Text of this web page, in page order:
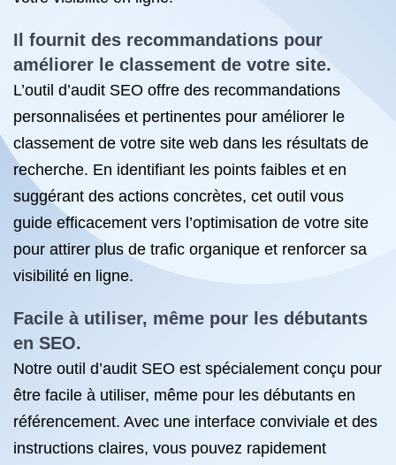
Il fournit des recommandations pour
améliorer le classement de votre site.
L’outil d’audit SEO offre des recommandations
personnalisées et pertinentes pour améliorer le
classement de votre site web dans les résultats de
recherche. En identifiant les points faibles et en
suggérant des actions concrètes, cet outil vous
guide efficacement vers l’optimisation de votre site
pour attirer plus de trafic organique et renforcer sa
visibilité en ligne.
Facile à utiliser, même pour les débutants
en SEO.
Notre outil d’audit SEO est spécialement conçu pour
être facile à utiliser, même pour les débutants en
référencement. Avec une interface conviviale et des
instructions claires, vous pouvez rapidement